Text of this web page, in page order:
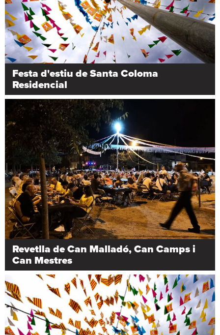
Festa d'estiu de Santa Coloma
Residencial
Revetlla de Can Malladó, Can Camps i
Can Mestres